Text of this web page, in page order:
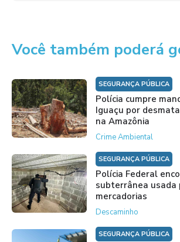
Você também poderá
SEGURANÇA PÚBLICA
Polícia cumpre
Iguaçu por
na Amazônia
Crime Ambiental
SEGURANÇA PÚBLICA
Polícia Federal
subterrânea
mercadorias
Descaminho
SEGURANÇA PÚBLICA